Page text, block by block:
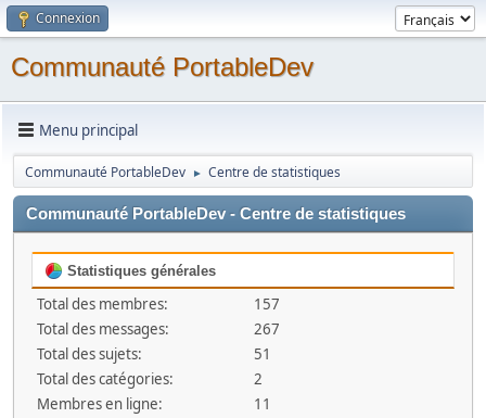
Connexion
Communauté PortableDev
Menu principal
Communauté PortableDev ► Centre de statistiques
Communauté PortableDev - Centre de statistiques
Statistiques générales
Total des membres:
157
Total des messages:
267
Total des sujets:
51
Total des catégories:
2
Membres en ligne:
11